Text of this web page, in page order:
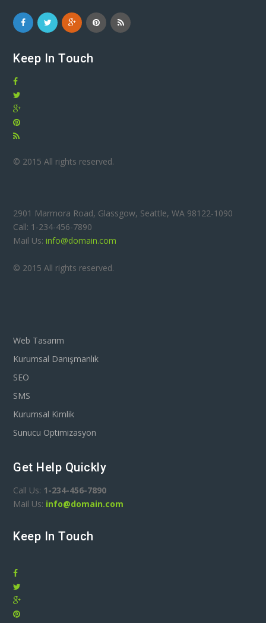
Keep In Touch
© 2015 All rights reserved.
2901 Marmora Road, Glassgow, Seattle, WA 98122-1090
Call: 1-234-456-7890
Mail Us:info@domain.com
© 2015 All rights reserved.
Web Tasarım
Kurumsal Danışmanlık
SEO
SMS
Kurumsal Kimlik
Sunucu Optimizasyon
Get Help Quickly
Call Us: 1-234-456-7890
Mail Us: info@domain.com
Keep In Touch